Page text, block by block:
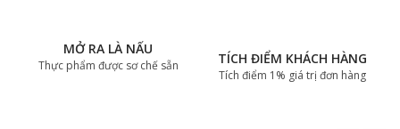
MỞ RA LÀ NẤU
Thực phẩm được sơ chế sẵn TÍCH ĐIỂM KHÁCH HÀNG
Tích điểm 1% giá trị đơn hàng